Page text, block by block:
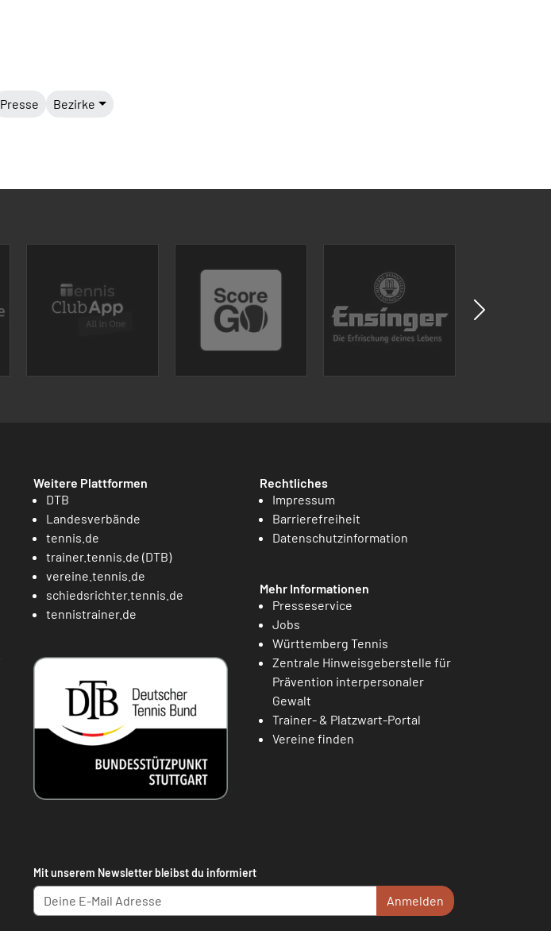
Presse Bezirke
Weitere Plattformen
DTB
Landesverbände
tennis.de
trainer.tennis.de (DTB)
vereine.tennis.de
schiedsrichter.tennis.de
tennistrainer.de
Rechtliches
Impressum
Barrierefreiheit
Datenschutzinformation
Mehr Informationen
Presseservice
Jobs
Württemberg Tennis
Zentrale Hinweisgeberstelle für
Prävention interpersonaler
Gewalt
Trainer- & Platzwart-Portal
Vereine finden
Mit unserem Newsletter bleibst du informiert
Anmelden